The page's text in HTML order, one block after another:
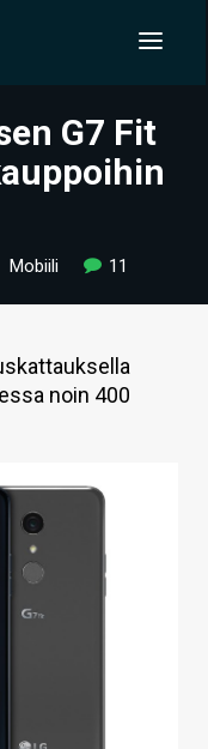
G7 Fit
Mobiili 11
noin 400